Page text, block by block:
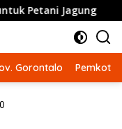
Jagung
Gorontalo Pemkot